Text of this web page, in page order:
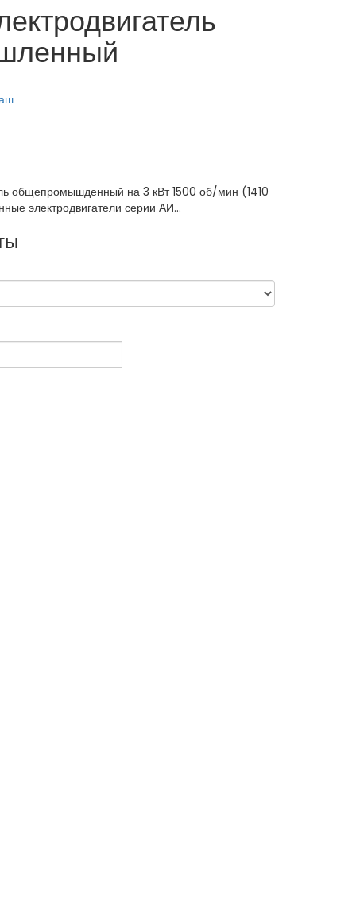
общепромышденный на 3 кВт 1500 об/мин (1410
электродвигатели серии АИ...